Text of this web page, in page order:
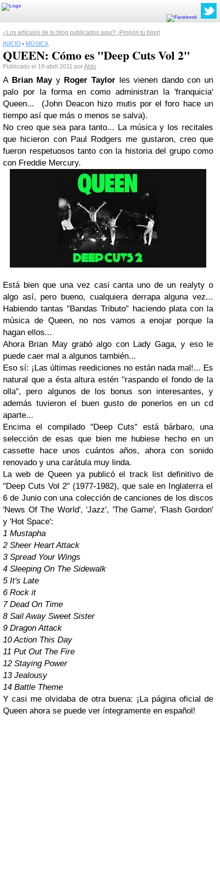
¿Los artículos de tu blog publicados aquí? ¡Propón tu blog!
INICIO › MÚSICA
QUEEN: Cómo es "Deep Cuts Vol 2"
Publicado el 19 abril 2011 porAldo
A Brian Mayy Roger Taylor les vienen dando con un
palo por la forma en como administran la 'franquicia'
Queen... (John Deaconhizo mutis por el foro hace un
tiempo así que más o menos se salva).
No creo que sea para tanto... La música y los recitales
que hicieron con Paul Rodgers me gustaron, creo que
fueron respetuosos tanto con la historia del grupo como
con Freddie Mercury.
Está bien que una vez casi canta uno de un realyty o
algo así, pero bueno, cualquiera derrapa alguna vez...
Habiendo tantas "Bandas Tributo" haciendo plata con la
música de Queen, no nos vamos a enojar porque la
hagan ellos...
Ahora Brian Maygrabó algo con Lady Gaga, y eso le
puede caer mal a algunos también...
Eso sí: ¡Las últimas reediciones no están nada mal!... Es
natural que a ésta altura estén "raspando el fondo de la
olla", pero algunos de los bonus son interesantes, y
además tuvieron el buen gusto de ponerlos en un cd
aparte...
Encima el compilado "Deep Cuts" está bárbaro, una
selección de esas que bien me hubiese hecho en un
cassette hace unos cuántos años, ahora con sonido
renovado y una carátula muy linda.
La web deQueen ya publicó el track list definitivo de
"Deep Cuts Vol 2" (1977-1982), que sale en Inglaterra el
6 de Junio con una colección de canciones de los discos
'News Of The World', 'Jazz', 'The Game', 'Flash Gordon'
y 'Hot Space':
1 Mustapha
2 Sheer Heart Attack
3 Spread Your Wings
4 Sleeping On The Sidewalk
5 It's Late
6 Rock it
7 Dead On Time
8 Sail Away Sweet Sister
9 Dragon Attack
10 Action This Day
11 Put Out The Fire
12 Staying Power
13 Jealousy
14 Battle Theme
Y casi me olvidaba de otra buena: ¡La página oficial de
Queen ahora se puede ver íntegramente en español!